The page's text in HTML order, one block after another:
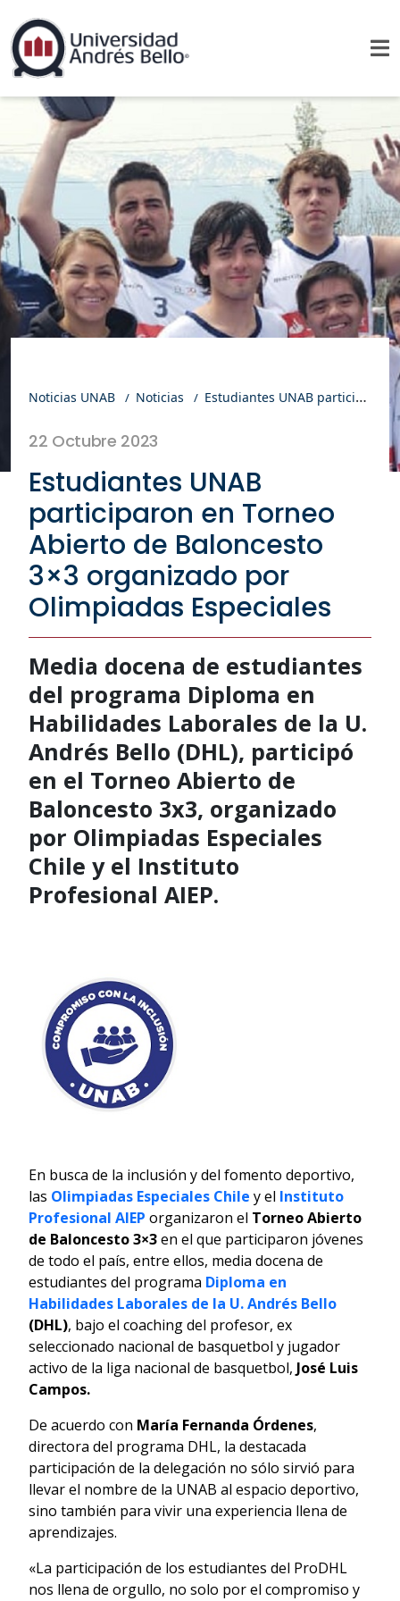
Noticias UNAB Noticias Estudiantes UNAB participaron en Torneo Abierto de Baloncesto 3×3 organizado por Olimpiadas Especiales
22 Octubre 2023
Estudiantes UNAB
participaron en Torneo
Abierto de Baloncesto
3×3 organizado por
Olimpiadas Especiales
Media docena de estudiantes
del programa Diploma en
Habilidades Laborales de la U.
Andrés Bello (DHL), participó
en el Torneo Abierto de
Baloncesto 3x3, organizado
por Olimpiadas Especiales
Chile y el Instituto
Profesional AIEP.
En busca de la inclusión y del fomento deportivo,
las Olimpiadas Especiales Chile y el Instituto
Profesional AIEP organizaron el Torneo Abierto
de Baloncesto 3×3en el que participaron jóvenes
de todo el país, entre ellos, media docena de
estudiantes del programa Diploma en
Habilidades Laborales de la U. Andrés Bello
(DHL), bajo el coaching del profesor, ex
seleccionado nacional de basquetbol y jugador
activo de la liga nacional de basquetbol, José Luis
Campos.
De acuerdo con María Fernanda Órdenes,
directora del programa DHL, la destacada
participación de la delegación no sólo sirvió para
llevar el nombre de la UNAB al espacio deportivo,
sino también para vivir una experiencia llena de
aprendizajes.
«La participación de los estudiantes del ProDHL
nos llena de orgullo, no solo por el compromiso y